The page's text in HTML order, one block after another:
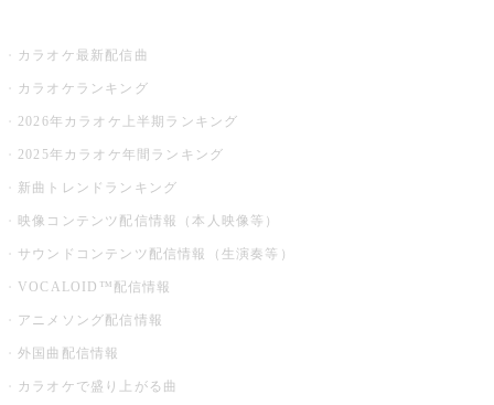
カラオケ最新配信曲
カラオケランキング
2026年カラオケ上半期ランキング
2025年カラオケ年間ランキング
新曲トレンドランキング
映像コンテンツ配信情報（本人映像等）
サウンドコンテンツ配信情報（生演奏等）
VOCALOID™配信情報
アニメソング配信情報
外国曲配信情報
カラオケで盛り上がる曲